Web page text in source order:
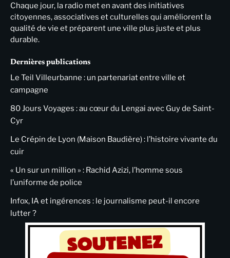
Chaque jour, la radio met en avant des initiatives
citoyennes, associatives et culturelles qui améliorent la
qualité de vie et préparent une ville plus juste et plus
durable.
Dernières publications
Le Teil Villeurbanne : un partenariat entre ville et
campagne
80 Jours Voyages : au cœur du Lengai avec Guy de Saint-
Cyr
Le Crépin de Lyon (Maison Baudière) : l’histoire vivante du
cuir
« Un sur un million » : Rachid Azizi, l’homme sous
l’uniforme de police
Infox, IA et ingérences : le journalisme peut-il encore
lutter ?